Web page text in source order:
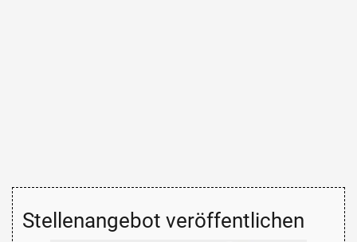
Stellenangebot veröffentlichen